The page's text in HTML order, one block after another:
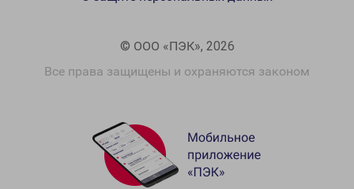
© ООО «ПЭК», 2026
Все права защищены и охраняются законом